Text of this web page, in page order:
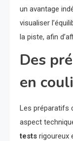
un avantage
visualiser
la piste, afin
Des
en
Les préparatifs
aspect
tests rigoureux